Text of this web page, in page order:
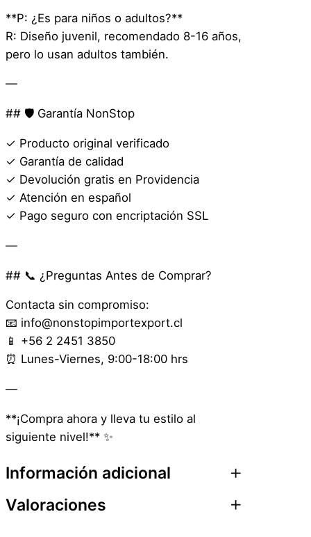
**P: ¿Es para niños o adultos?**
R: Diseño juvenil, recomendado 8-16 años,
pero lo usan adultos también.
—
## 🛡️ Garantía NonStop
✓ Producto original verificado
✓ Garantía de calidad
✓ Devolución gratis en Providencia
✓ Atención en español
✓ Pago seguro con encriptación SSL
—
## 📞 ¿Preguntas Antes de Comprar?
Contacta sin compromiso:
📧 info@nonstopimportexport.cl
📱 +56 2 2451 3850
⏰ Lunes-Viernes, 9:00-18:00 hrs
—
**¡Compra ahora y lleva tu estilo al
siguiente nivel!** ✨
Información adicional
Atributos
Valoraciones